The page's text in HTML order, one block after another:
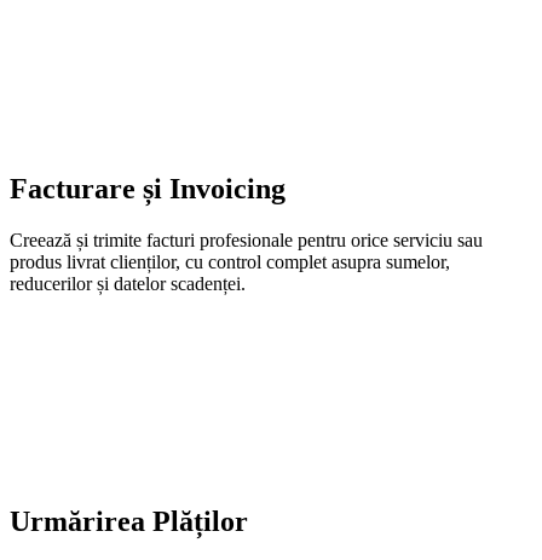
Facturare și Invoicing
Creează și trimite facturi profesionale pentru orice serviciu sau
produs livrat clienților, cu control complet asupra sumelor,
reducerilor și datelor scadenței.
Urmărirea Plăților